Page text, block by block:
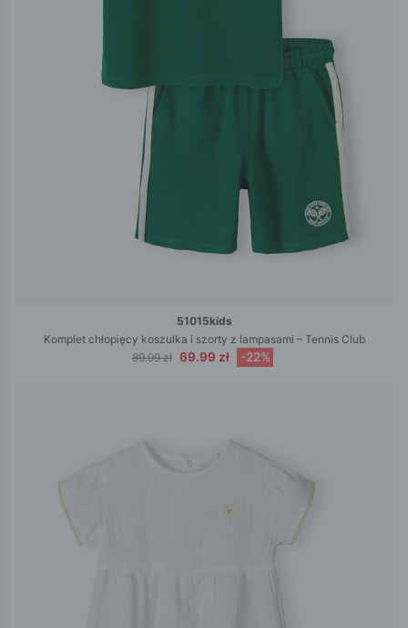
51015kids
Komplet chłopięcy koszulka i szorty z lampasami – Tennis Club
89.99 zł 69.99 zł -22%